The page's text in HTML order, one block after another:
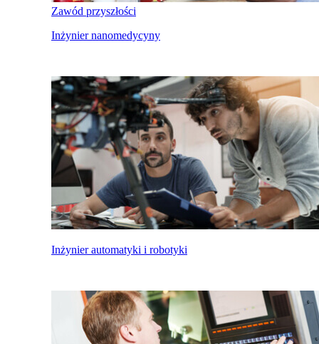
Zawód przyszłości
Inżynier nanomedycyny
Inżynier automatyki i robotyki